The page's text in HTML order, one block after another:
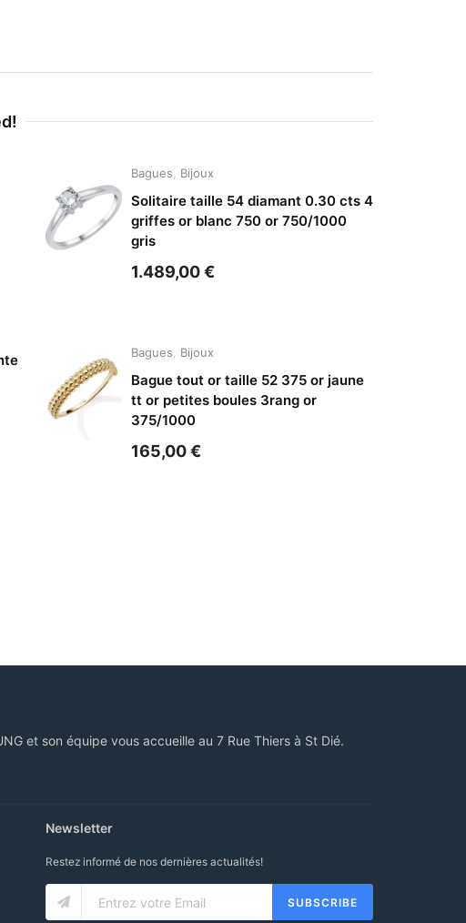
Bagues Bijoux
Solitaire taille 54 diamant 0.30 cts 4
griffes or blanc 750 or 750/1000
gris
1.489,00€
Bagues Bijoux
Bague tout or taille 52 375 or jaune
tt or petites boules 3rang or
375/1000
165,00€
et son équipe vous accueille au 7 Rue Thiers à St Dié.
Newsletter
Restez informé de nos dernières actualités!
SUBSCRIBE